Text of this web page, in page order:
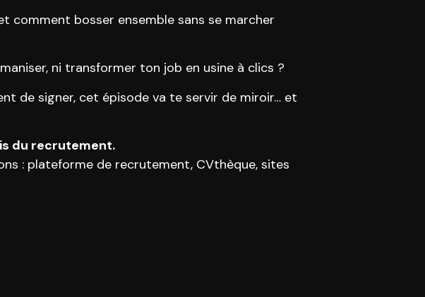
comment bosser ensemble sans se marcher
ni transformer ton job en usine à clics ?
de signer, cet épisode va te servir de miroir… et
du recrutement.
: plateforme de recrutement, CVthèque, sites